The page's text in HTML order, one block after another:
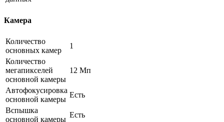
Камера
Количество
основных камер
1
Количество
мегапикселей
основной камеры
12 Мп
Автофокусировка
основной камеры
Есть
Вспышка
основной камеры
Есть